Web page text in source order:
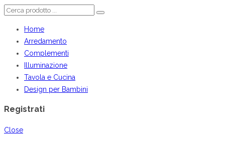
Home
Arredamento
Complementi
Illuminazione
Tavola e Cucina
Design per Bambini
Registrati
Close